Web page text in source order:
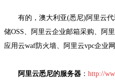
有的，澳大利亚(悉尼)阿里云
储OSS、阿里云企业邮箱采购、阿
应用云waf防火墙、阿里云vpc企业
阿里云悉尼的服务器 ： http://